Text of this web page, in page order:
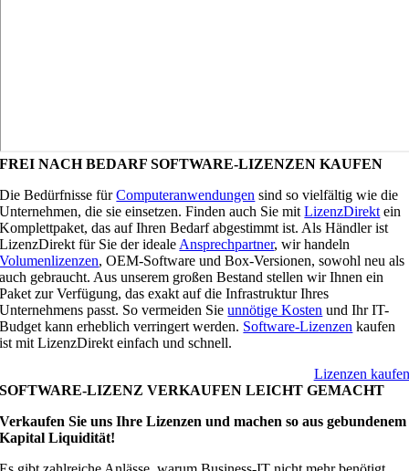
FREI NACH BEDARF SOFTWARE-LIZENZEN KAUFEN
Die Bedürfnisse fürComputeranwendungen sind so vielfältig wie die
Unternehmen, die sie einsetzen. Finden auch Sie mitLizenzDirekt ein
Komplettpaket, das auf Ihren Bedarf abgestimmt ist. Als Händler ist
LizenzDirekt für Sie der ideale Ansprechpartner, wir handeln
Volumenlizenzen, OEM-Software und Box-Versionen, sowohl neu als
auch gebraucht. Aus unserem großen Bestand stellen wir Ihnen ein
Paket zur Verfügung, das exakt auf die Infrastruktur Ihres
Unternehmens passt. So vermeiden Sieunnötige Kosten und Ihr IT-
Budget kann erheblich verringert werden. Software-Lizenzen kaufen
ist mit LizenzDirekt einfach und schnell.
Lizenzen kaufen
SOFTWARE-LIZENZ VERKAUFEN LEICHT GEMACHT
Verkaufen Sie uns Ihre Lizenzen und machen so aus gebundenem
Kapital Liquidität!